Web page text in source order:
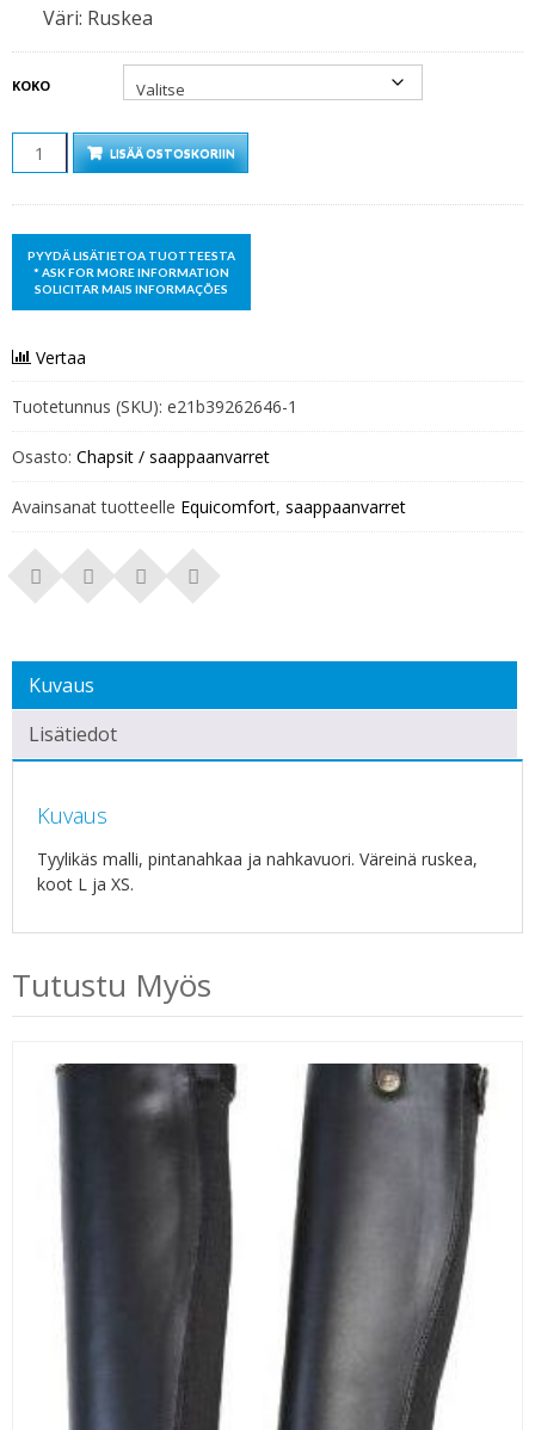
Väri: Ruskea
KOKO
LISÄÄ OSTOSKORIIN
Vertaa
Tuotetunnus (SKU): e21b39262646-1
Osasto: Chapsit / saappaanvarret
Avainsanat tuotteelle Equicomfort, saappaanvarret
Kuvaus
Lisätiedot
Kuvaus
Tyylikäs malli, pintanahkaa ja nahkavuori. Väreinä ruskea,
koot L ja XS.
Tutustu Myös